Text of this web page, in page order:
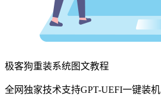
极客狗重装系统图文教程
全网独家技术支持GPT-UEFI一键装机